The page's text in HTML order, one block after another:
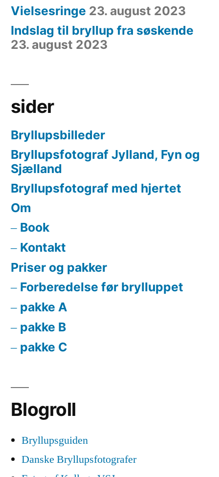
Vielsesringe 23. august 2023
Indslag til bryllup fra søskende
23. august 2023
sider
Bryllupsbilleder
Bryllupsfotograf Jylland, Fyn og
Sjælland
Bryllupsfotograf med hjertet
Om
Book
Kontakt
Priser og pakker
Forberedelse før brylluppet
pakke A
pakke B
pakke C
Blogroll
Bryllupsguiden
Danske Bryllupsfotografer